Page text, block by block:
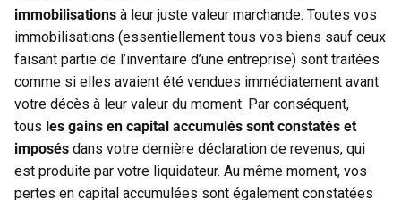
immobilisations à leur juste valeur marchande. Toutes vos
immobilisations (essentiellement tous vos biens sauf ceux
faisant partie de l’inventaire d’une entreprise) sont traitées
comme si elles avaient été vendues immédiatement avant
votre décès à leur valeur du moment. Par conséquent,
tous les gains en capital accumulés sont constatés et
imposés dans votre dernière déclaration de revenus, qui
est produite par votre liquidateur. Au même moment, vos
pertes en capital accumulées sont également constatées